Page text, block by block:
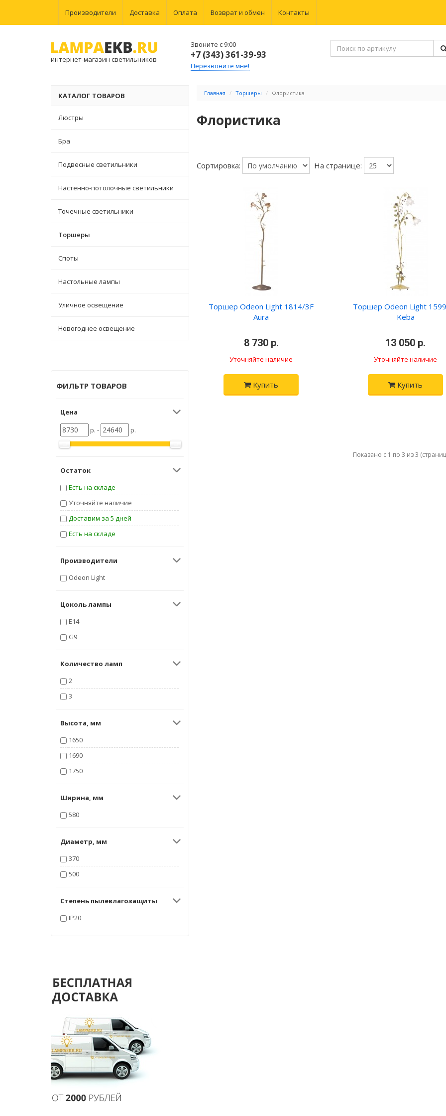
Производители Доставка Оплата Возврат и обмен Контакты
интернет-магазин светильников
Звоните с 9:00
+7 (343) 361-39-93
Перезвоните мне!
КАТАЛОГ ТОВАРОВ
Люстры
Бра
Подвесные светильники
Настенно-потолочные светильники
Точечные светильники
Торшеры
Споты
Настольные лампы
Уличное освещение
Новогоднее освещение
ФИЛЬТР ТОВАРОВ
Цена
р. -
р.
Остаток
Есть на складе
Уточняйте наличие
Доставим за 5 дней
Есть на складе
Производители
Odeon Light
Цоколь лампы
E14
G9
Количество ламп
2
3
Высота, мм
1650
1690
1750
Ширина, мм
580
Диаметр, мм
370
500
Степень пылевлагозащиты
IP20
Главная Торшеры Флористика
Флористика
Сортировка: На странице:
Торшер Odeon Light 1814/3F
Aura
8 730 р.
Уточняйте наличие
Купить
Торшер Odeon Light
Keba
13 050 р.
Уточняйте наличие
Купить
Показано с 1 по 3 из 3